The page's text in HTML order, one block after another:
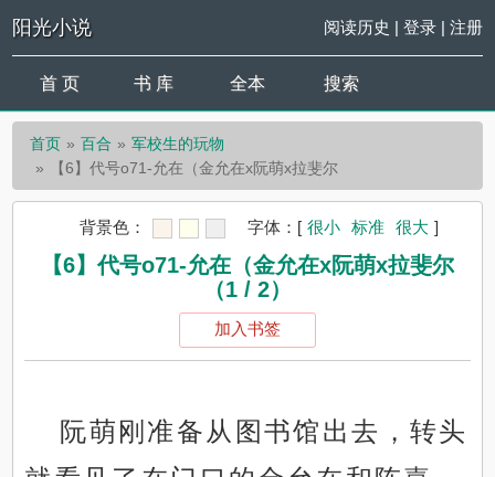
阳光小说 阅读历史 | 登录| 注册
首 页 书 库 全本 搜索
首页 百合
军校生的玩物
【6】代号o71-允在（金允在x阮萌x拉斐尔
背景色： 字体： [ 很小 标准 很大 ]
【6】代号o71-允在（金允在x阮萌x拉斐尔
（1 / 2）
加入书签
阮萌刚准备从图书馆出去，转头